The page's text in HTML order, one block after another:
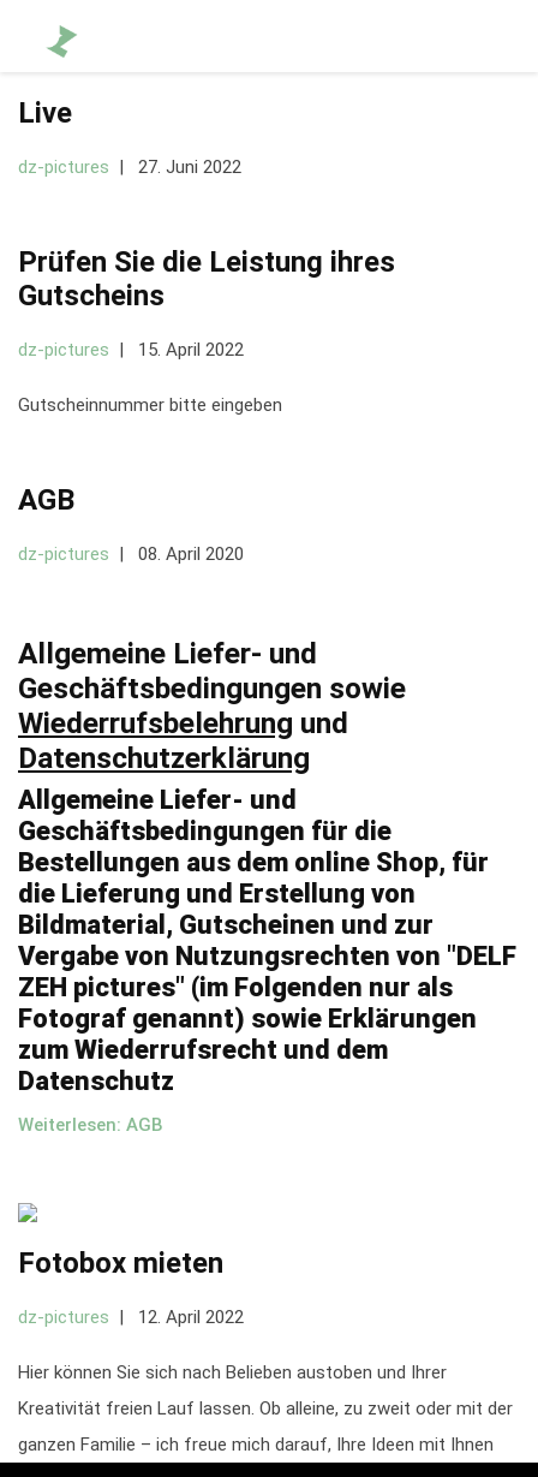
Live
dz-pictures 27. Juni 2022
Prüfen Sie die Leistung ihres
Gutscheins
dz-pictures 15. April 2022
Gutscheinnummer bitte eingeben
AGB
dz-pictures 08. April 2020
Allgemeine Liefer- und
Geschäftsbedingungen sowie
Wiederrufsbelehrung und
Datenschutzerklärung
Allgemeine Liefer- und
Geschäftsbedingungen für die
Bestellungen aus dem online Shop, für
die Lieferung und Erstellung von
Bildmaterial, Gutscheinen und zur
Vergabe von Nutzungsrechten von "DELF
ZEH pictures" (im Folgenden nur als
Fotograf genannt) sowie Erklärungen
zum Wiederrufsrecht und dem
Datenschutz
Weiterlesen: AGB
Fotobox mieten
dz-pictures 12. April 2022
Hier können Sie sich nach Belieben austoben und Ihrer
Kreativität freien Lauf lassen. Ob alleine, zu zweit oder mit der
ganzen Familie – ich freue mich darauf, Ihre Ideen mit Ihnen